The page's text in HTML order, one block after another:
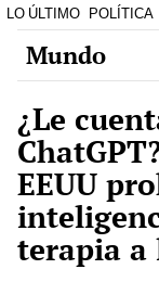
LO ÚLTIMO POLÍTICA
Mundo
¿Le
EEUU
terapia a